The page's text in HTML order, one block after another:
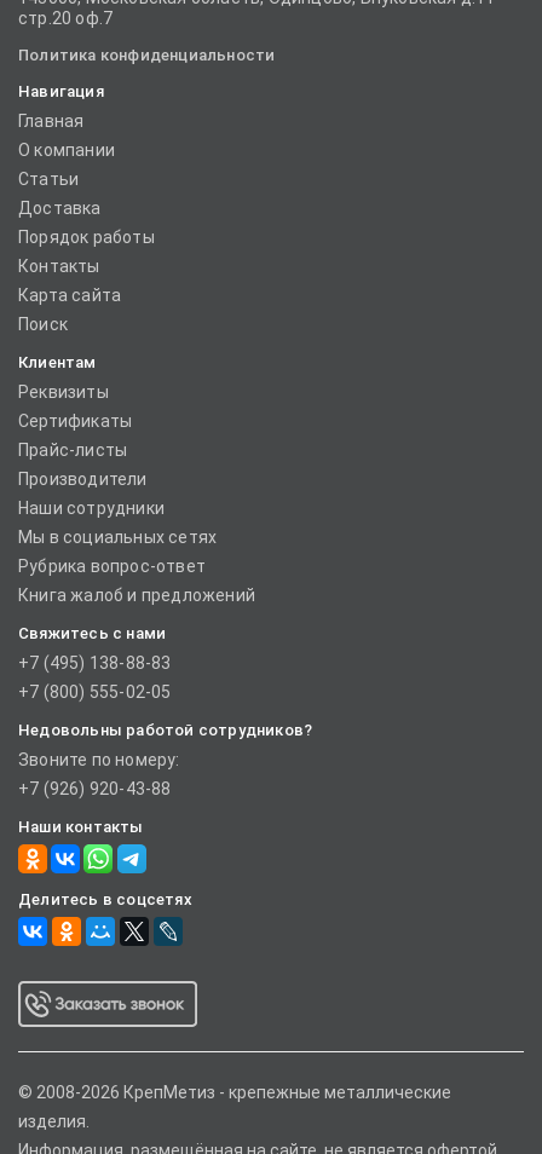
стр.20 оф.7
Политика конфиденциальности
Навигация
Главная
О компании
Статьи
Доставка
Порядок работы
Контакты
Карта сайта
Поиск
Клиентам
Реквизиты
Сертификаты
Прайс-листы
Производители
Наши сотрудники
Мы в социальных сетях
Рубрика вопрос-ответ
Книга жалоб и предложений
Свяжитесь с нами
+7 (495) 138-88-83
+7 (800) 555-02-05
Недовольны работой сотрудников?
Звоните по номеру:
+7 (926) 920-43-88
Наши контакты
Делитесь в соцсетях
© 2008-2026 КрепМетиз - крепежные металлические
изделия.